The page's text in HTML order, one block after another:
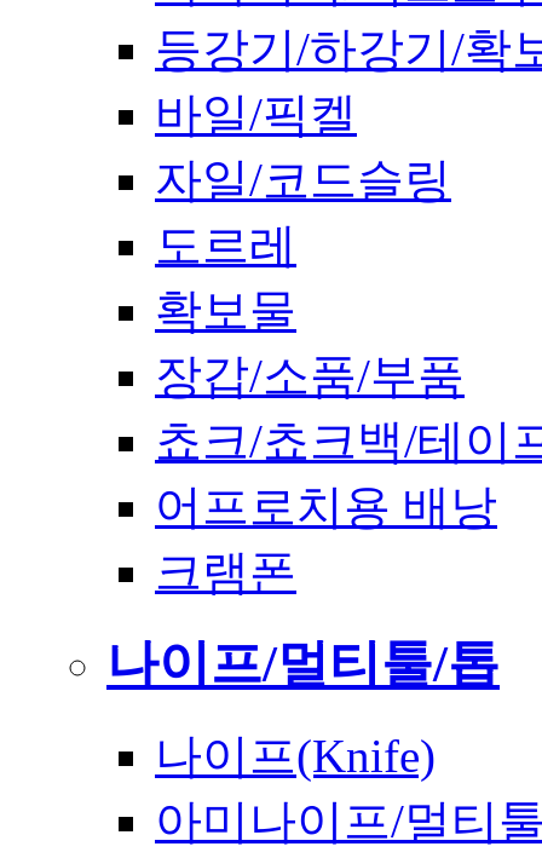
등강기/하강기/확
바일/픽켈
자일/코드슬링
도르레
확보물
장갑/소품/부품
쵸크/쵸크백/테이
어프로치용 배낭
크램폰
나이프/멀티툴/톱
나이프(Knife)
아미나이프/멀티